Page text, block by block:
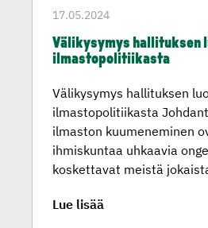
17.05.2024
Välikysymys hallituksen
ilmasto­po­li­tii­kasta
Välikysymys hallituksen
ilmastopolitiikasta
ilmaston kuumeneminen
ihmiskuntaa uhkaavia
koskettavat meistä
Lue lisää